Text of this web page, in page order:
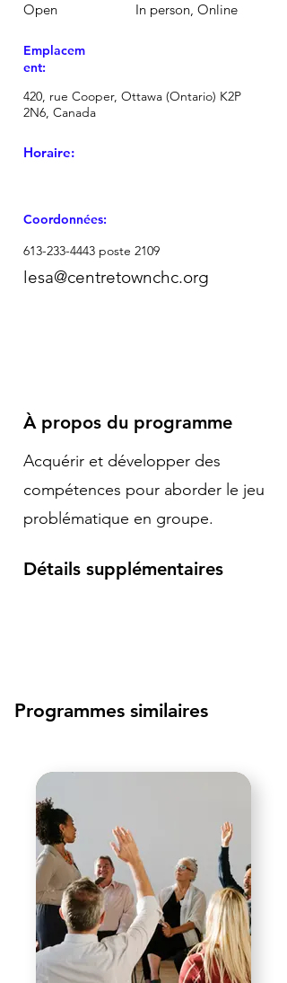
Open In person, Online
Emplacem
ent:
420, rue Cooper, Ottawa (Ontario) K2P
2N6, Canada
Horaire:
Coordonnées:
613-233-4443 poste 2109
lesa@centretownchc.org
À propos du programme
Acquérir et développer des
compétences pour aborder le jeu
problématique en groupe.
Détails supplémentaires
Programmes similaires